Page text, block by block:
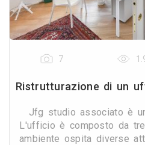
7
Jfg studio associato è
L'ufficio è composto da
ambiente ospita diverse